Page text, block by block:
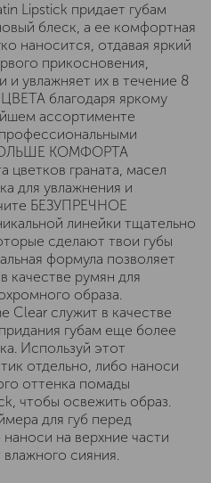
Lipstick придает губам
блеск, а ее комфортная
наносится, отдавая яркий
прикосновения,
и увлажняет их в течение 8
благодаря яркому
ассортименте
КОМФОРТА
цветков граната, масел
для увлажнения и
БЕЗУПРЕЧНОЕ
линейки тщательно
сделают твои губы
формула позволяет
качестве румян для
образа.
Clear служит в качестве
губам еще более
Используй этот
отдельно, либо наноси
оттенка помады
чтобы освежить образ.
для губ перед
на верхние части
сияния.